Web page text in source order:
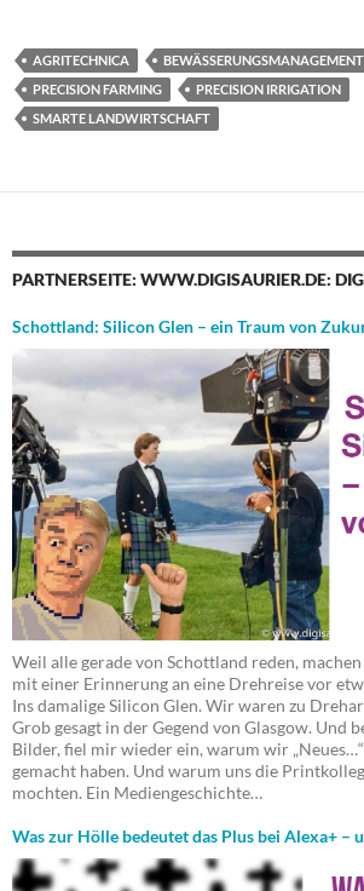
AGRITECHNICA
BEWÄSSERUNGSMANAGEMENT
PRECISION FARMING
PRECISION IRRIGATION
SMARTE LANDWIRTSCHAFT
PARTNERSEITE: WWW.DIGISAURIER.DE:
Schottland: Silicon Glen – ein Traum von
Weil alle gerade von Schottland reden,
mit einer Erinnerung an eine Drehreise vor
Ins damalige Silicon Glen. Wir waren zu
Grob gesagt in der Gegend von Glasgow. Und
Bilder, fiel mir wieder ein, warum wir
gemacht haben. Und warum uns die
mochten. Ein Mediengeschichte…
Was zur Hölle bedeutet das Plus bei Alexa+ –